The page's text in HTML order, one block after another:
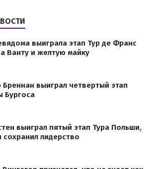
выиграла этап Тур де Франс
Ванту и желтую майку
выиграл четвертый этап
Бургоса
выиграл пятый этап Тура Польши,
лидерство